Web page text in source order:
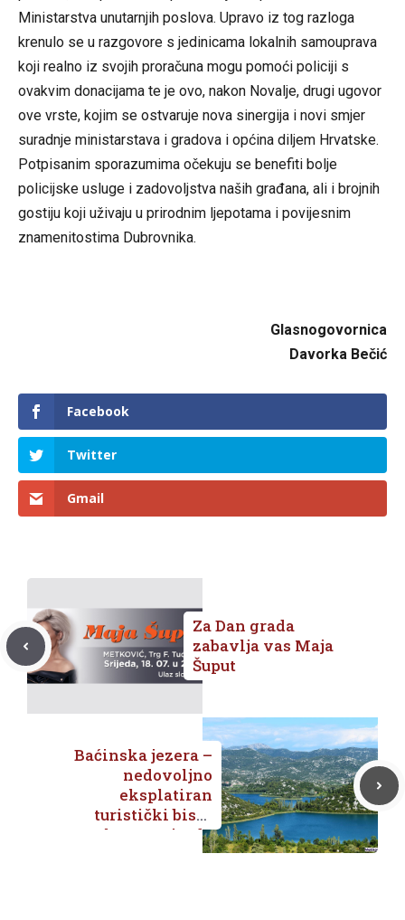
Ministarstva unutarnjih poslova. Upravo iz tog razloga
krenulo se u razgovore s jedinicama lokalnih samouprava
koji realno iz svojih proračuna mogu pomoći policiji s
ovakvim donacijama te je ovo, nakon Novalje, drugi ugovor
ove vrste, kojim se ostvaruje nova sinergija i novi smjer
suradnje ministarstava i gradova i općina diljem Hrvatske.
Potpisanim sporazumima očekuju se benefiti bolje
policijske usluge i zadovoljstva naših građana, ali i brojnih
gostiju koji uživaju u prirodnim ljepotama i povijesnim
znamenitostima Dubrovnika.
Glasnogovornica
Davorka Bečić
Facebook
Twitter
Gmail
Za Dan grada
zabavlja vas Maja
Šuput
Baćinska jezera –
nedovoljno
eksplatiran
turistički biser
netaknute prirode
nadomak Ploča